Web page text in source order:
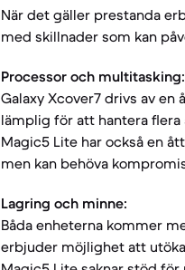
När det gäller prestanda
med skillnader som kan
Processor och multitasking:
Galaxy Xcover7 drivs av
lämplig för att hantera flera
Magic5 Lite har också en
men kan behöva
Lagring och minne:
Båda enheterna kommer
erbjuder möjlighet att